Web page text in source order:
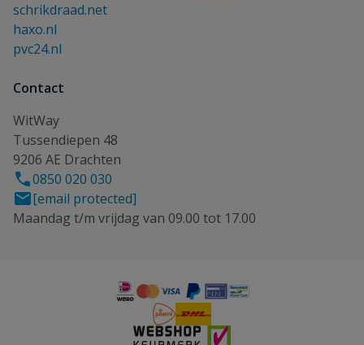
schrikdraad.net
haxo.nl
pvc24.nl
Contact
WitWay
Tussendiepen 48
9206 AE Drachten
0850 020 030
[email protected]
Maandag t/m vrijdag van 09.00 tot 17.00